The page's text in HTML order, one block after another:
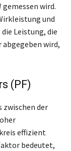
wird.
und
Leistung, die
wird,
(PF)
zwischen der
effizient
bedeutet,